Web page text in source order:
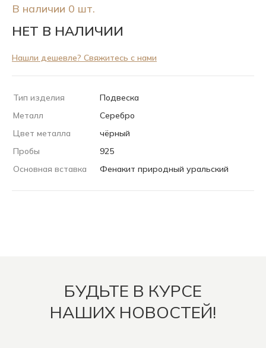
В наличии 0 шт.
НЕТ В НАЛИЧИИ
Нашли дешевле? Свяжитесь с нами
Тип изделия
Подвеска
Металл
Серебро
Цвет металла
чёрный
Пробы
925
Основная вставка
Фенакит природный уральский
БУДЬТЕ В КУРСЕ
НАШИХ НОВОСТЕЙ!